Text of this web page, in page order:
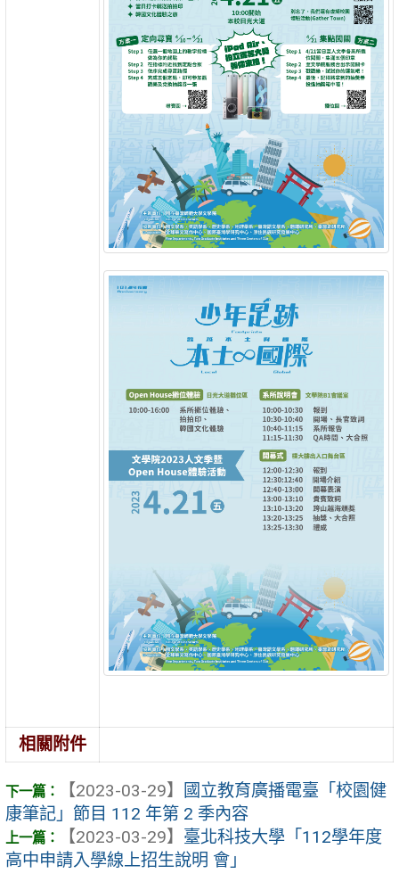
相關附件
【2023-03-29】
國立教育廣播電臺「校園健
康筆記」節目 112 年第 2 季內容
【2023-03-29】 臺北科技大學「112學年度
高中申請入學線上招生說明 會」